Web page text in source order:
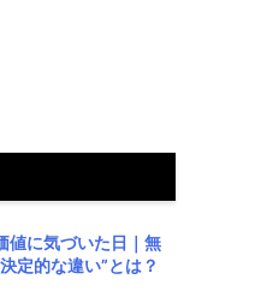
値に気づいた日｜無
定的な違い”とは？